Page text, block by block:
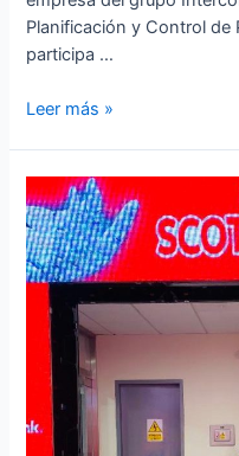
Planificación y Control
participa …
Leer más »
Egresada
de
la
carrera
Ingeniería
Económica
Negocios
de